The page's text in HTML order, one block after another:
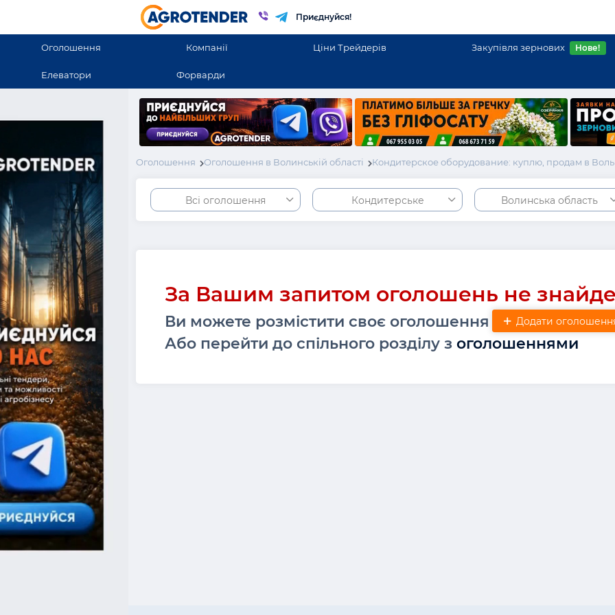
Приєднуйся!
Оголошення Компанії Ціни Трейдерів Закупівля зернових Нове!
Елеватори Форварди
Оголошення Оголошення в Волинській області Кондитерское оборудование: куплю, продам в
Всі оголошення Кондитерське Волинська область
За Вашим запитом оголошень не
Ви можете розмістити своє оголошення Додати
Або перейти до спільного розділу з оголошеннями